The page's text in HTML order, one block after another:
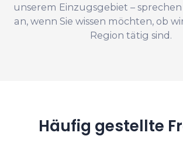
unserem Einzugsgebiet –
an, wenn Sie wissen möchten, ob
Region tätig sind.
Häufig gestellte